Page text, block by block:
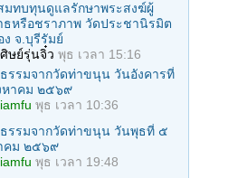
มทบทุนดูแลรักษาพระสงฆ์ผู้
ธหรือชราภาพ วัดประชานิรมิต
ง จ.บุรีรัมย์
ศิษย์รุ่นจิ๋ว พุธ เวลา 15:16
ธรรมจากวัดท่าขนุน วันอังคารที่
หาคม ๒๕๖๙
iamfu พุธ เวลา 10:36
ธรรมจากวัดท่าขนุน วันพุธที่ ๕
คม ๒๕๖๙
iamfu พุธ เวลา 19:48